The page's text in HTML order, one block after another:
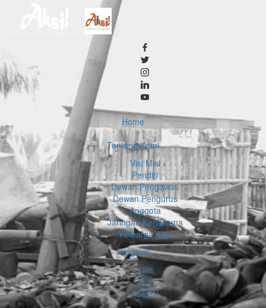
Home
Tentang Kami
Visi Misi
Pendiri
Dewan Pengawas
Dewan Pengurus
Anggota
Jaringan Kerjasama
Keluarga Aksi
Program
iklim
IFIs
ASEAN